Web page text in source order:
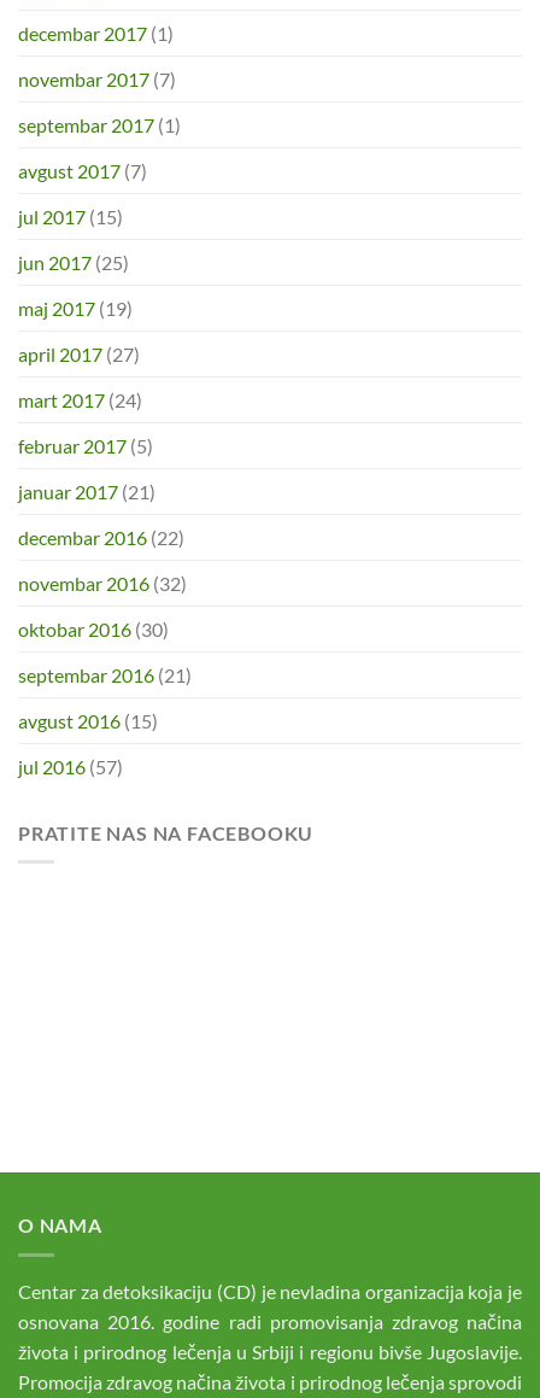
decembar 2017 (1)
novembar 2017 (7)
septembar 2017 (1)
avgust 2017 (7)
jul 2017 (15)
jun 2017 (25)
maj 2017 (19)
april 2017 (27)
mart 2017 (24)
februar 2017 (5)
januar 2017 (21)
decembar 2016 (22)
novembar 2016 (32)
oktobar 2016 (30)
septembar 2016 (21)
avgust 2016 (15)
jul 2016 (57)
PRATITE NAS NA FACEBOOKU
O NAMA
Centar za detoksikaciju (CD) je nevladina organizacija koja je
osnovana 2016. godine radi promovisanja zdravog načina
života i prirodnog lečenja u Srbiji i regionu bivše Jugoslavije.
Promocija zdravog načina života i prirodnog lečenja sprovodi